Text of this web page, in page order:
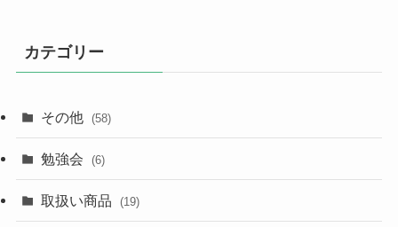
カテゴリー
その他 (58)
勉強会 (6)
取扱い商品 (19)